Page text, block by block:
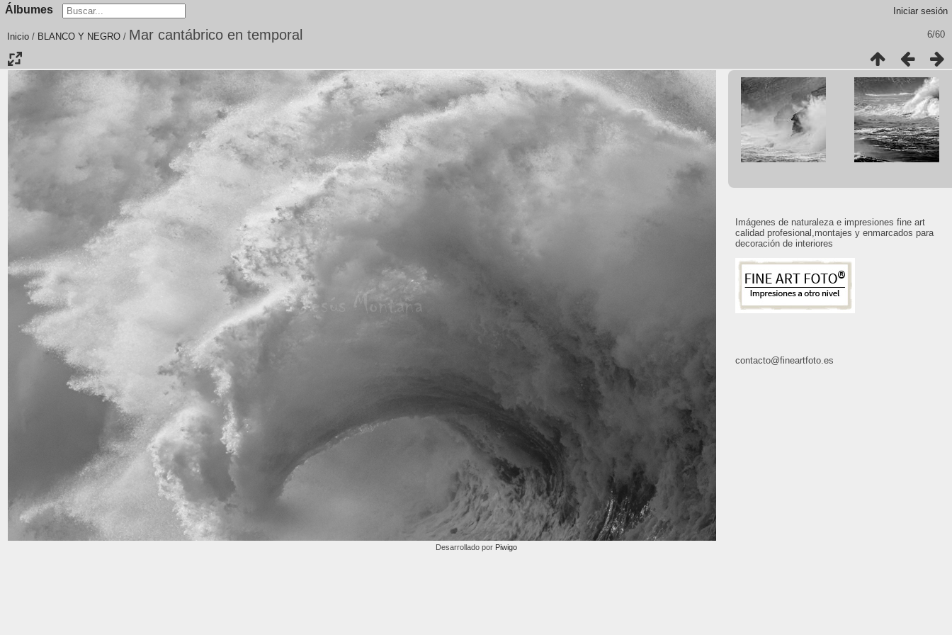
Álbumes Iniciar sesión
6/60
Inicio / BLANCO Y NEGRO / Mar cantábrico en temporal
Imágenes de naturaleza e impresiones fine art
calidad profesional,montajes y enmarcados para
decoración de interiores
contacto@fineartfoto.es
Desarrollado por Piwigo